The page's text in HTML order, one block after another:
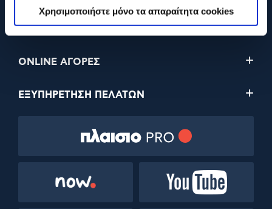
Χρησιμοποιήστε μόνο τα απαραίτητα cookies
Η ΕΤΑΙΡΕΙΑ
ONLINE ΑΓΟΡΕΣ
ΕΞΥΠΗΡΕΤΗΣΗ ΠΕΛΑΤΩΝ